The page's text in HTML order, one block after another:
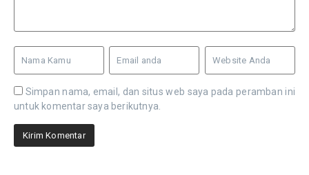
Simpan nama, email, dan situs web saya pada peramban ini
untuk komentar saya berikutnya.